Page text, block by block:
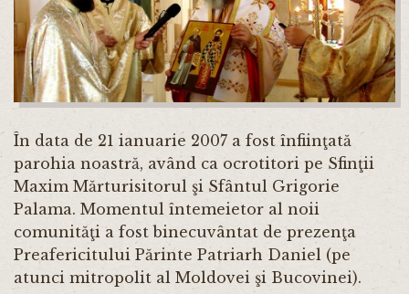
În data de 21 ianuarie 2007 a fost înfiinţată
parohia noastră, având ca ocrotitori pe Sfinţii
Maxim Mărturisitorul şi Sfântul Grigorie
Palama. Momentul întemeietor al noii
comunităţi a fost binecuvântat de prezenţa
Preafericitului Părinte Patriarh Daniel (pe
atunci mitropolit al Moldovei şi Bucovinei).